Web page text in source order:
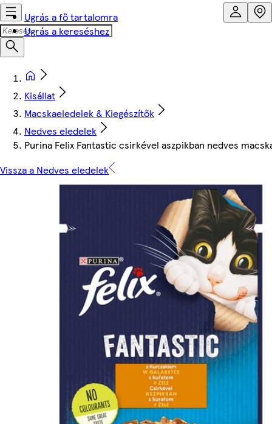
Ugrás a fő tartalomra
Ugrás a kereséshez
Kisállat
Macskaeledelek & Kiegészítők
Nedves eledelek
Purina Felix Fantastic csirkével aszpikban nedves
Vissza a Nedves eledelek